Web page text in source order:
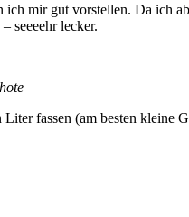
ich mir gut vorstellen. Da ich
seeeehr lecker.
fassen (am besten kleine